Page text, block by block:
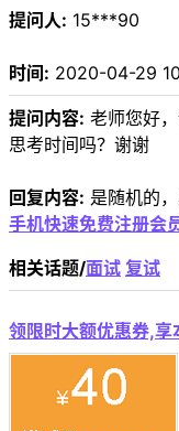
提问人: 15***90
时间: 2020-04-29
提问内容: 老师您好
思考时间吗？谢谢
回复内容: 是随机的
手机快速免费注册会
相关话题/面试 复试
领限时大额优惠券,